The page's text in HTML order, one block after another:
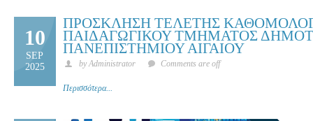
10
SEP
2025
ΠΡΟΣΚΛΗΣΗ ΤΕΛΕΤΗΣ
ΠΑΙΔΑΓΩΓΙΚΟΥ ΤΜΗΜΑΤΟΣ
ΠΑΝΕΠΙΣΤΗΜΙΟΥ ΑΙΓΑΙΟΥ
by Administrator Comments are off
Περισσότερα...